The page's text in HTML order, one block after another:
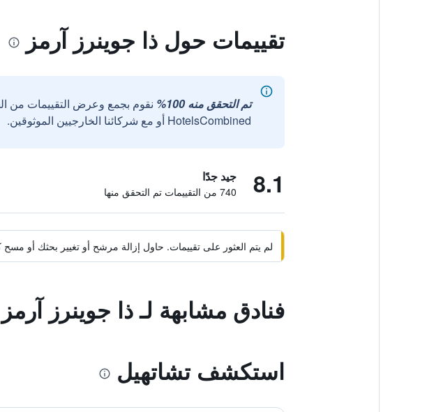
تقييمات حول ذا جوينرز آرمز
تم التحقق منه 100%
نقوم بجمع وعرض التقييمات من
HotelsCombined أو مع شركائنا الخارجيين الموثوقين.
8.1 جيد جدًا
740 من التقييمات تم التحقق منها
لم يتم العثور على تقييمات. حاول إزالة مرشح أو تغيير بحثك أو
فنادق مشابهة لـ ذا جوينرز آرمز
استكشف تشاتهيل